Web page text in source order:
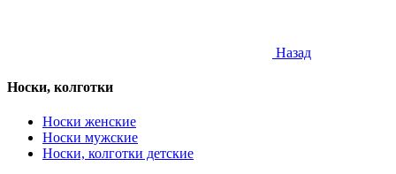
Назад
Носки, колготки
Носки женские
Носки мужские
Носки, колготки детские